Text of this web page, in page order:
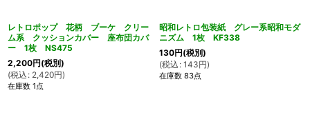
レトロポップ 花柄 ブーケ クリー
ム系 クッションカバー 座布団カバ
ー 1枚 NS475
2,200円(税別)
(税込 : 2,420円)
在庫数 1点
昭和レトロ包装紙 グレー系昭和モダ
ニズム 1枚 KF338
130円(税別)
(税込 : 143円)
在庫数 83点